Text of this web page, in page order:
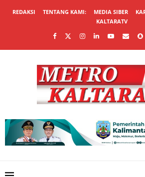
REDAKSI TENTANG KAMI: MEDIA SIBER
KALTARATV